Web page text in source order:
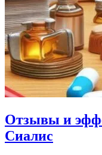
Отзывы и
Сиалис